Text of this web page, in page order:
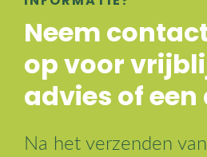
Neem
op voor
advies of
Na het verzenden